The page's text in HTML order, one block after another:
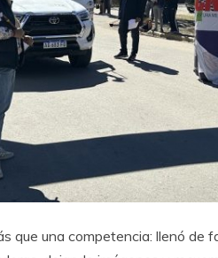
que una competencia: llenó de